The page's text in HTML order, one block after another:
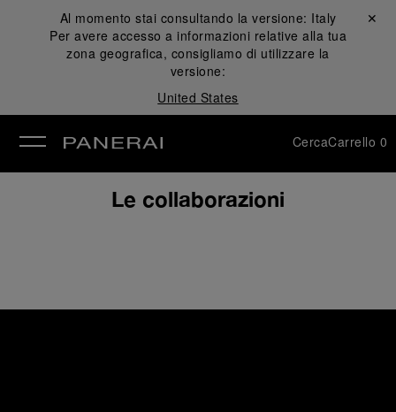
Al momento stai consultando la versione: Italy
Per avere accesso a informazioni relative alla tua
zona geografica, consigliamo di utilizzare la
versione:
United States
Chiudi ✕
CercaCarrello 0
Le collaborazioni